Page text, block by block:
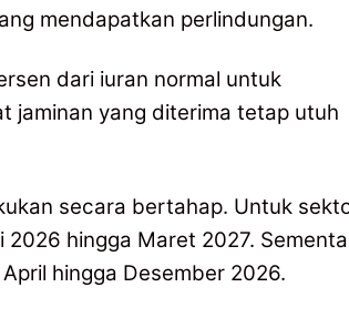
mendapatkan perlindungan.
dari iuran normal untuk
jaminan yang diterima tetap utuh
secara bertahap. Untuk
hingga Maret 2027.
hingga Desember 2026.